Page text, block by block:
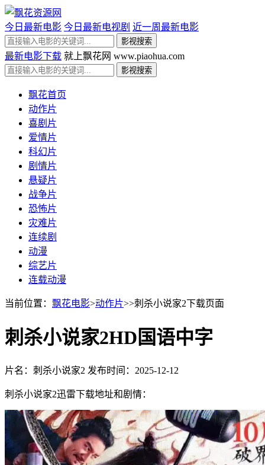
今日最新电影 今日最新电视剧 近一周最新电影
最新电影下载 就上飘花网 www.piaohua.com
飘花首页
动作片
喜剧片
爱情片
科幻片
剧情片
悬疑片
战争片
恐怖片
灾难片
连续剧
动漫
综艺片
连载动漫
当前位置： 飘花电影>动作片>>刺杀小说家2下载页面
刺杀小说家2HD国语中字
片名：刺杀小说家2 发布时间：2025-12-12
刺杀小说家2迅雷下载地址和剧情：